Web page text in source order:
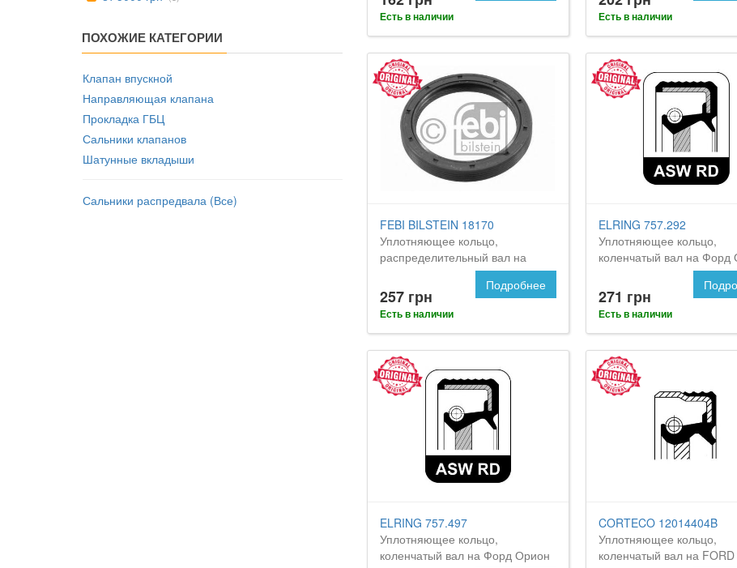
ПОХОЖИЕ КАТЕГОРИИ
Клапан впускной
Направляющая клапана
Прокладка ГБЦ
Сальники клапанов
Шатунные вкладыши
Сальники распредвала (Все)
Есть в наличии Есть в наличии
FEBI BILSTEIN 18170
Уплотняющее кольцо,
распределительный вал на
257 грн
Есть в наличии
Подробнее
ELRING 757.292
Уплотняющее кольцо,
коленчатый вал на Форд
271 грн
Есть в наличии
ELRING 757.497
Уплотняющее кольцо,
коленчатый вал на Форд Орион
CORTECO 12014404B
Уплотняющее кольцо,
коленчатый вал на